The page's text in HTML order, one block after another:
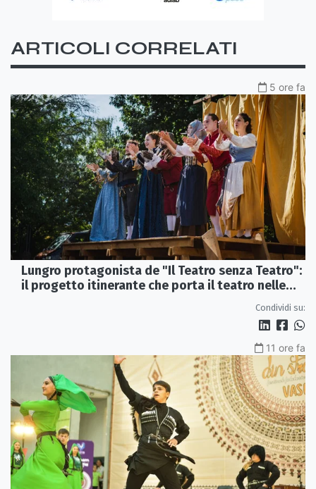
ARTICOLI CORRELATI
5 ore fa
Lungro protagonista de "Il Teatro senza Teatro":
il progetto itinerante che porta il teatro nelle
Condividi su:
11 ore fa